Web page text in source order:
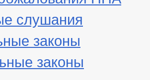
слушания
законы
законы